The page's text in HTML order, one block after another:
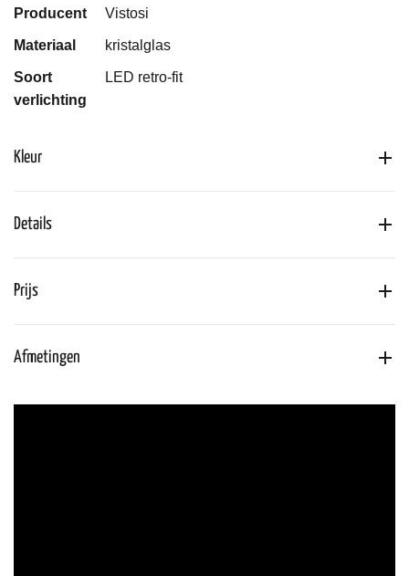
Producent Vistosi
Materiaal kristalglas
Soort
verlichting
LED retro-fit
Kleur
Details
Prijs
Afmetingen